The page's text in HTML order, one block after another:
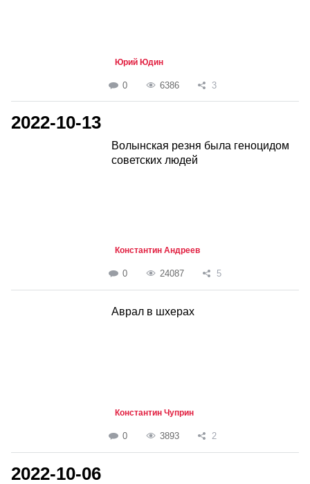
Юрий Юдин
0 6386 3
2022-10-13
Волынская резня была геноцидом
советских людей
Константин Андреев
0 24087 5
Аврал в шхерах
Константин Чуприн
0 3893 2
2022-10-06